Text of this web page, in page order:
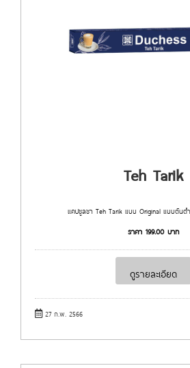
Teh Tarik
แคปซูลชา Teh Tarik แบบ Original แบบต้นต
ราคา 199.00บาท
ดูรายละเอียด
27 ก.พ. 2566